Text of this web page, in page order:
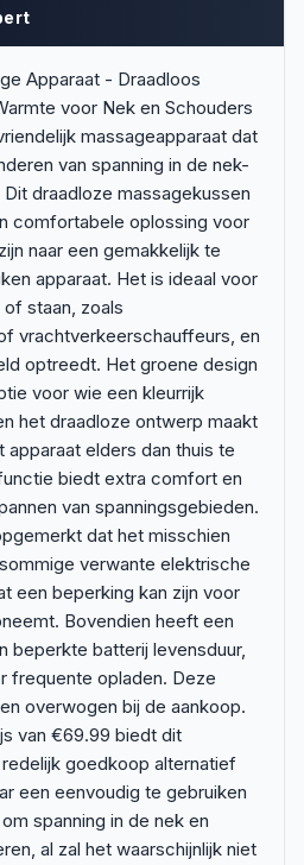
Apparaat - Draadloos
voor Nek en Schouders
massageapparaat dat
van spanning in de nek-
draadloze massagekussen
comfortabele oplossing voor
naar een gemakkelijk te
apparaat. Het is ideaal voor
staan, zoals
vrachtverkeerschauffeurs, en
optreedt. Het groene design
voor wie een kleurrijk
het draadloze ontwerp maakt
elders dan thuis te
biedt extra comfort en
van spanningsgebieden.
dat het misschien
verwante elektrische
een beperking kan zijn voor
Bovendien heeft een
beperkte batterij levensduur,
frequente opladen. Deze
overwogen bij de aankoop.
van €69.99 biedt dit
goedkoop alternatief
een eenvoudig te gebruiken
spanning in de nek en
al zal het waarschijnlijk niet